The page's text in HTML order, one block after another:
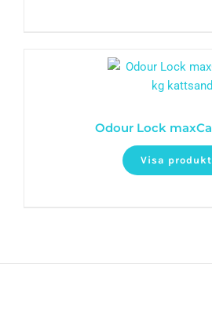
Odour Lock
Visa produkt